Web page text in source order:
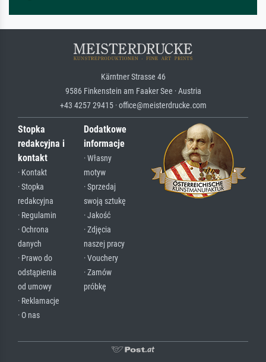
Kärntner Strasse 46
9586 Finkenstein am Faaker See · Austria
+43 4257 29415 · office@meisterdrucke.com
Stopka
redakcyjna i
kontakt
· Kontakt
· Stopka
redakcyjna
· Regulamin
· Ochrona
danych
· Prawo do
odstąpienia
od umowy
· Reklamacje
· O nas
Dodatkowe
informacje
· Własny
motyw
· Sprzedaj
swoją sztukę
· Jakość
· Zdjęcia
naszej pracy
· Vouchery
· Zamów
próbkę